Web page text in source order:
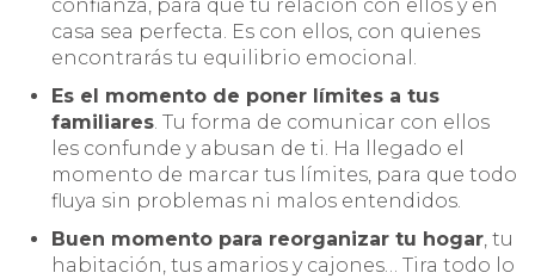
confianza, para que tú relación con ellos y en
casa sea perfecta. Es con ellos, con quienes
encontrarás tu equilibrio emocional.
Es el momento de poner límites a tus
familiares. Tu forma de comunicar con ellos
les confunde y abusan de ti. Ha llegado el
momento de marcar tus límites, para que todo
fluya sin problemas ni malos entendidos.
Buen momento para reorganizar tu hogar, tu
habitación, tus amarios y cajones… Tira todo lo